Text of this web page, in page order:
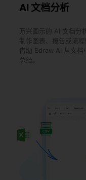
AI 文档分析
万兴图示的 AI 文档分
制作图表、报告或流
借助 Edraw AI 从文档
总结。